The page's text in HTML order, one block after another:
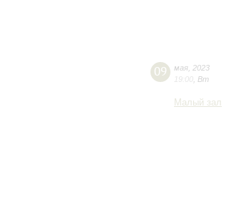
09 мая 2023
19:00 Вт
Малый зал